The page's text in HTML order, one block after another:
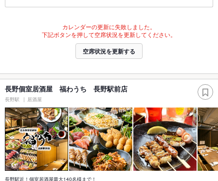
カレンダーの更新に失敗しました。
下記ボタンを押して空席状況を更新してください。
空席状況を更新する
長野個室居酒屋 福わうち 長野駅前店
長野駅 居酒屋
長野駅近！個室居酒屋最大140名様まで！